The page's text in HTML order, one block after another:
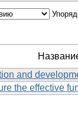
and
the effective